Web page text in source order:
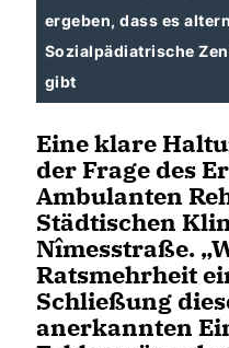
ergeben, dass es
Sozialpädiatrische
gibt
Eine klare
der Frage des
Ambulanten
Städtischen
Nîmesstraße.
Ratsmehrheit
Schließung
anerkannten